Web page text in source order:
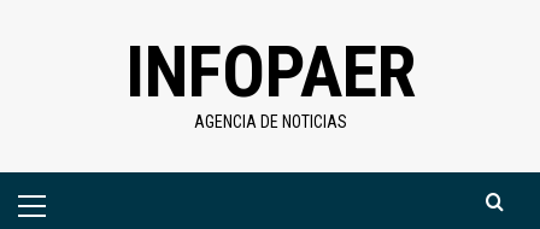
INFOPAER
AGENCIA DE NOTICIAS
Menú